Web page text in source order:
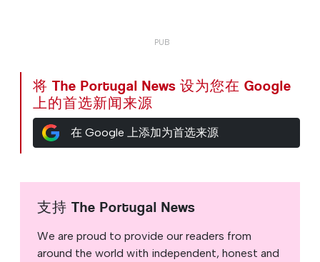
将 The Portugal News 设为您在 Google
上的首选新闻来源
在 Google 上添加为首选来源
支持 The Portugal News
We are proud to provide our readers from
around the world with independent, honest and